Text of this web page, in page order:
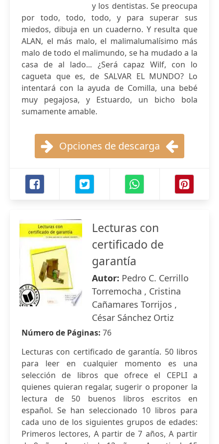
y los dentistas. Se preocupa
por todo, todo, todo, y para superar sus
miedos, dibuja en un cuaderno. Y resulta que
ALAN, el más malo, el malimalumalísimo más
malo de todo el malimundo, se ha mudado a la
casa de al lado... ¿Será capaz Wilf, con lo
cagueta que es, de SALVAR EL MUNDO? Lo
intentará con la ayuda de Comilla, una bebé
muy pegajosa, y Estuardo, un bicho bola
sumamente amable.
Opciones de descarga
Lecturas con
certificado de
garantía
Autor: Pedro C. Cerrillo
Torremocha , Cristina
Cañamares Torrijos ,
César Sánchez Ortiz
Número de Páginas: 76
Lecturas con certificado de garantía. 50 libros
para leer en cualquier momento es una
selección de libros que ofrece el CEPLI a
quienes quieran regalar, sugerir o proponer la
lectura de 50 buenos libros escritos en
español. Se han seleccionado 10 libros para
cada uno de los siguientes grupos de edades:
Primeros lectores, A partir de 7 años, A partir